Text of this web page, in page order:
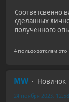
Соответсвенно
сделанных
полученного
4 пользователям это
MW
Новичок
24 ноября 2023,